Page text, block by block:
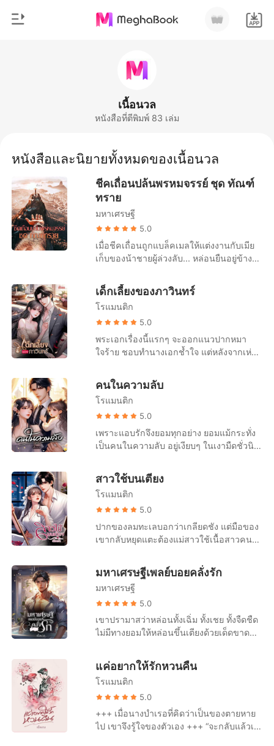
ดาวน์โหลดแอป
ประวัติศาสตร์
นิยายวาย
มหาเศรษฐี
รายการ
เนื้อนวล
หนังสือที่ตีพิมพ์ 83 เล่ม
หนังสือและนิยายทั้งหมดของเนื้อนวล
ชีคเถื่อนปล้นพรหมจรรย์ ชุด ทัณฑ์
ทราย
มหาเศรษฐี
5.0
เมื่อชีคเถื่อนถูกแบล็คเมลให้แต่งงานกับเมีย
เก็บของน้าชายผู้ล่วงลับ... หล่อนยืนอยู่ข้าง
มาทางด้านหลังของหญิงสาว มันทำให้เขา
เห็นสัดส่วนสมบูรณ์แบบได้ชัดเจนเต็มสองตา
เลือดหนุ่มในกายเดือดพล่าน ความต้องการ
ทางเพศระเบิดขึ้นภายในช่องท้องอย่างรุนแรง
เขาต้องการหล่อน... ต้องการผู้หญิงที่ยืนจีบ
ปากจีบคอโต้เถียงเขาคอเป็นเอ็นตรงหน้า
ให้ไกลที่สุด “ฉันต้องการทำแบบนี้ตั้งแต่เห็น
เธอครั้งแรกที่เมืองไทยแล้ว จัสมิน... อืมมมม”
เซรีมสาธิตความต้องการของตัวเองด้วยการ
ราคีของหล่อนอย่างดุดัน ใบหน้าหล่อเหลา
เต็มไปด้วยความเถื่อนถ่อย เสียงคำรามด้วย
“อื้อ... ฉัน... เจ็บ...” “มันจะดีขึ้น... อืมมมมม...”
มันจะดีขึ้นได้ยังไงกัน ในเมื่อเซรีมยังไม่ยอม
เด็กเลี้ยงของภาวินทร์
โรแมนติก
5.0
พระเอกเรื่องนี้แรกๆ จะออกแนวปากหมา
ใจร้าย ชอบทำนางเอกช้ำใจ แต่หลังจากเห่า
สุดๆ เลยค่ะ ไรต์นอนยันเลย 555+++ คำ
เตือน... พระเอกเรื่องนี้โบ้ซ้ำโบ้ซ้อนโบ้ไม่
ปรานีใคร 55
++++++++++++++++++++++++++++++
++++++++++++++++++ "คุณ... ภาม...
เป็นอะไรคะ..." คำถามของหล่อนตะกุกตะกัก
และนั่นก็ทำให้หล่อนตกใจแทบช็อก "คุณ
ภาม... ครีม... กลัว..." ทำไมเขาทำแบบนี้
ทำไมภาวินทร์ถึงบีบคอหล่อนล่ะ แม้จะไม่ได้
หายใจ "เธอนี่มันเลี้ยงไม่เชื่อง" "คุณภาม...
พูดอะไรคะ ครีมไม่เข้าใจ... อ๊ะ..." นิ้วยาว
หล่อนแรงขึ้น จนหล่อนเกือบจะหายใจไม่ออก
"ยังจะมีหน้ามาถามอีกเหรอ เธอไปทำอะไร
เอาไว้ล่ะ" "ครีม... ครีมเปล่า..." "เลิกตอแหล
เถอะ ฉันรู้เรื่องจากน้องอัญหมดแล้ว" "..."
"เธอจงใจละเมิดข้อตกลงของเรา" "ครีมเปล่า
นะคะ คุณอัญเธอรู้อยู่แล้ว... เธอรู้จากคุณ
อธิบายในมุมของตัวเอง แต่ชายหนุ่มไม่
ยอมรับฟัง "เธอเดือดร้อน ฉันก็ช่วย ให้ข้าวให้
น้ำ ให้เงิน เซ็กซ์ดีๆ ฉันก็ให้ งานก็มีให้ทำ
แล้วเธอยังต้องการอะไรจากฉันอีก อยู่เงียบๆ
อยู่ในที่ตัวเองไม่ได้หรือไง หื้อ!" "ครีม... ฮือ
อออ..." "แล้วเธอยังมีหน้าไปโกหกน้องอัญว่า
คนในความลับ
โรแมนติก
5.0
เพราะแอบรักจึงยอมทุกอย่าง ยอมแม้กระทั่ง
เป็นคนในความลับ อยู่เงียบๆ ในเงามืดชั่วนิ
กัน สนุกกัน แต่ห้ามบอกใคร ห้ามให้ใครรู้ว่า
มีความสัมพันธ์กันแบบไหน ในที่ทำงานเขา
คือท่านประธาน และเธอก็คือพนักงานคน
หนึ่งในบริษัทเท่านั้น เมื่อเจอกันก็ทักทายกัน
บ้างแบบเจ้านายกับลูกน้อง ห้ามแสดงท่าทาง
หรือแสดงความเป็นเจ้าของ ห้ามโพสต์
สถานะในโซเชียล แม้จะไปเที่ยวด้วยกัน ไป
นั้น ซึ่งด้วยความรักที่มีต่อเขา ทำให้เธอตกลง
ยอมเป็น คนในความลับของเขาอย่างเต็มใจ
++++++++++++++++++++++++++++++
+++++++++++++++++++++ "มามี๊ขา..."
วชิรวัฒน์มองเด็กหญิงตัวน้อยที่อายุน่าจะไม่
ถึงสามขวบวิ่งเข้ามาสวมกอดฟาริดาด้วย
เขามองใบหน้ากลมๆ ของเด็กหญิงคนนั้น
สลับกับใบหน้าของฟาริดา ซึ่งก็พบว่าหญิง
กัน น้องฟาง... เด็กคนนี้... เป็น..." เขายังพูด
ไม่ทันจบ ฟาริดาก็ดันร่างของเด็กหญิงไปไว้
ด้านหลัง ก่อนจะตอบเขาด้วยสุ่มเสียงดังฟัง
สาวใช้บนเตียง
โรแมนติก
5.0
ปากของลมทะเลบอกว่าเกลียดชัง แต่มือของ
เขากลับหยุดแตะต้องแม่สาวใช้เนื้อสาวคนนี้
ใช้บนเตียง ที่ฉันจะมาหาตอนอยากมีเซ็กซ์
เท่านั้นแหละ!!!
++++++++++++++++++++++++++++++
+++++++++++++++++++++ ปากบอกว่า
สิ่งที่เกิดขึ้นมันก็แค่เซ็กซ์ แต่ลมทะเลก็บุก
เข้าไปในห้องนอนของสกาวเดือนทุกคืน คืน
ตะกรุมตะกราม แม้เมื่อวานจะเอาหล่อนจน
ฟ้าสาง แต่คืนนี้ก็ยังคงหิวกระหายในรสสวาท
ของหล่อนเหมือนเดิม ดูเถอะ แค่ร้องคราง
ทำไมหล่อนจะต้องครวญครางให้เสียงหวาน
ขนาดนี้ด้วย แค่ได้ยินเสียงครางของหล่อน
ร่างกายที่ร้อนเหมือนถูกไฟแผดเผาอยู่แล้วก็
มหาเศรษฐีเพลย์บอยคลั่งรัก
มหาเศรษฐี
5.0
เขาปรามาสว่าหล่อนทั้งเฉิ่ม ทั้งเชย ทั้งจืดชืด
ไม่มีทางยอมให้หล่อนขึ้นเตียงด้วยเด็ดขาด
น้ำลาย และคลั่งรักหล่อนจนโงหัวไม่ขึ้น “เจอ
คุณก็ดีแล้ว... ฉันมีเรื่องจะคุยกับคุณพอดีเลย
ค่ะ” คนที่นอนเอกเขนกอยู่บนเตียงนุ่มรีบดีด
ตัวลุกขึ้นนั่งทันที ใบหน้าหล่อจัดเปื้อนรอยยิ้ม
และมองร่างอวบอัดของพลับพลึงด้วยความหิว
กระหายไม่ปิดบัง “เอาไว้คุยกันที่หลังเถอะ
ครับ” แล้วเจ้าของคำพูดกระเส่าก็ยื่นสองแขน
แค่อยากให้รักหวนคืน
โรแมนติก
5.0
+++ เมื่อนางบำเรอที่คิดว่าเป็นของตายหาย
ไป เขาจึงรู้ใจของตัวเอง +++ “จะกลับแล้วเห